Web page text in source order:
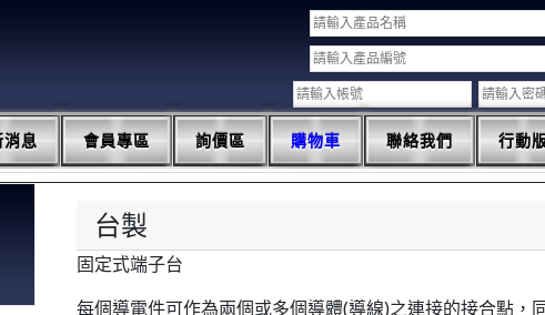
消息 會員專區 詢價區 購物車 聯絡我們 行動
台製
固定式端子台
每個導電件可作為兩個或多個導體(導線)之連接的接合點，